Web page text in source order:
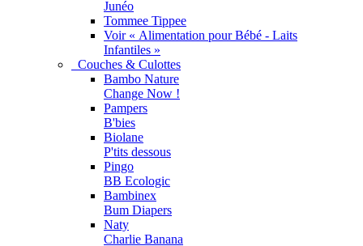
Junéo
Tommee Tippee
Voir « Alimentation pour Bébé - Laits
Infantiles »
Couches & Culottes
Bambo Nature
Change Now !
Pampers
B'bies
Biolane
P'tits dessous
Pingo
BB Ecologic
Bambinex
Bum Diapers
Naty
Charlie Banana